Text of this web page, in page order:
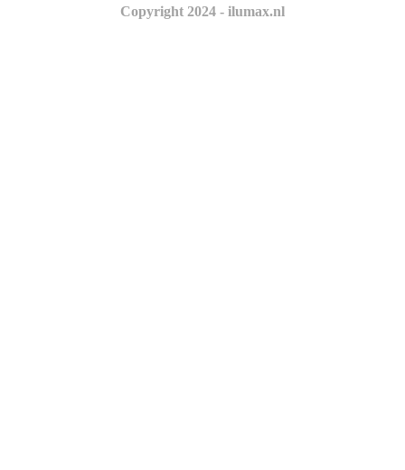
Copyright 2024 - ilumax.nl